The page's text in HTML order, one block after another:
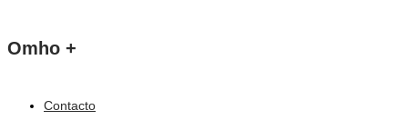
Omho +
Contacto